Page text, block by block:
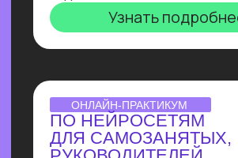
ОТКРЫТАЯ ЛЕКЦИЯ
СВОЙ БИЗНЕС НА ИИ
на внедрении ИИ в бизнес. Получи
реальное видение рынка ИИ
от эксперта по нейросетям Зерокодер
Кирилла Пшинника!
Узнать подробнее